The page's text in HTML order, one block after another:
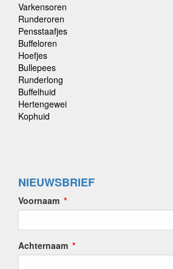
Varkensoren
Runderoren
Pensstaafjes
Buffeloren
Hoefjes
Bullepees
Runderlong
Buffelhuid
Hertengewei
Kophuid
NIEUWSBRIEF
Voornaam
Achternaam